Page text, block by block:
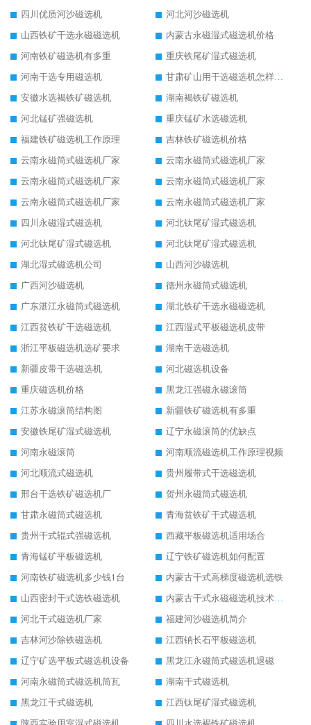
四川优质河沙磁选机
河北河沙磁选机
山西铁矿干选永磁磁选机
内蒙古永磁湿式磁选机价格
河南铁矿磁选机有多重
重庆铁尾矿湿式磁选机
河南干选专用磁选机
甘肃矿山用干选磁选机怎样调磁
安徽水选褐铁矿磁选机
湖南褐铁矿磁选机
河北锰矿强磁选机
重庆锰矿水选磁选机
福建铁矿磁选机工作原理
吉林铁矿磁选机价格
云南永磁筒式磁选机厂家
云南永磁筒式磁选机厂家
云南永磁筒式磁选机厂家
云南永磁筒式磁选机厂家
云南永磁筒式磁选机厂家
云南永磁筒式磁选机厂家
四川永磁湿式磁选机
河北钛尾矿湿式磁选机
河北钛尾矿湿式磁选机
河北钛尾矿湿式磁选机
湖北湿式磁选机公司
山西河沙磁选机
广西河沙磁选机
德州永磁筒式磁选机
广东湛江永磁筒式磁选机
湖北铁矿干选永磁磁选机
江西贫铁矿干选磁选机
江西湿式平板磁选机皮带
浙江平板磁选机选矿要求
湖南干选磁选机
新疆皮带干选磁选机
河北磁选机设备
重庆磁选机价格
黑龙江强磁永磁滚筒
江苏永磁滚筒结构图
新疆铁矿磁选机有多重
安徽铁尾矿湿式磁选机
辽宁永磁滚筒的优缺点
河南永磁滚筒
河南顺流磁选机工作原理视频
河北顺流式磁选机
贵州履带式干选磁选机
邢台干选铁矿磁选机厂
贺州永磁筒式磁选机
甘肃永磁筒式磁选机
青海贫铁矿干式磁选机
贵州干式辊式强磁选机
西藏平板磁选机适用场合
青海锰矿平板磁选机
辽宁铁矿磁选机如何配置
河南铁矿磁选机多少钱1台
内蒙古干式高梯度磁选机选铁
山西密封干式选铁磁选机
内蒙古干式永磁磁选机技术要求
河北干式磁选机厂家
福建河沙磁选机简介
吉林河沙除铁磁选机
江西钠长石平板磁选机
辽宁矿选平板式磁选机设备
黑龙江永磁筒式磁选机退磁
河南永磁筒式磁选机筒瓦
湖南干式磁选机
黑龙江干式磁选机
江西钛尾矿湿式磁选机